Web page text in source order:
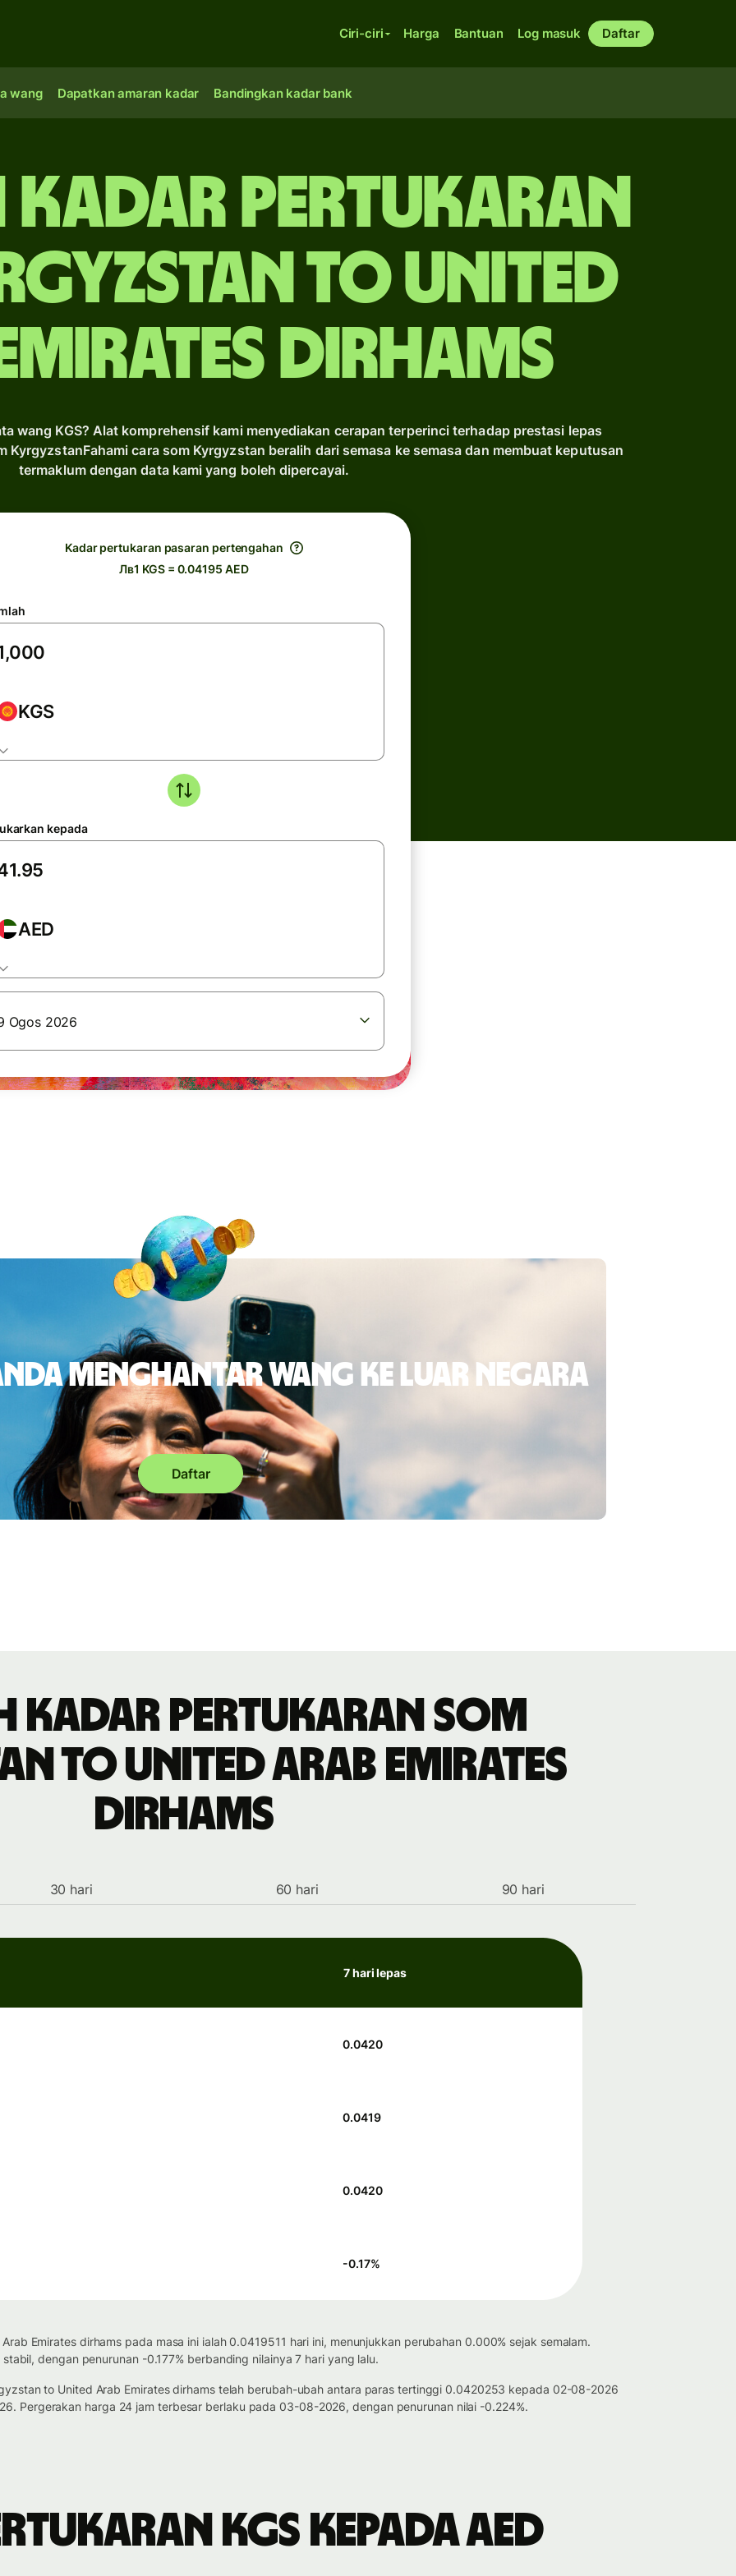
Ciri-ciri Harga Bantuan Log masuk Daftar
wang Dapatkan amaran kadar Bandingkan kadar bank
Pertukaran
to United
dirhams
wang KGS? Alat komprehensif kami menyediakan cerapan terperinci terhadap prestasi lepas
cara som Kyrgyzstan beralih dari semasa ke semasa dan membuat keputusan
termaklum dengan data kami yang boleh dipercayai.
Kadar pertukaran pasaran pertengahan
Лв1 KGS = 0.04195 AED
KGS
kepada
AED
Ogos 2026
menghantar wang ke luar negara
Daftar
kadar pertukaran som
to United Arab Emirates
dirhams
30 hari 60 hari 90 hari
7 hari lepas
0.0420
0.0419
0.0420
-0.17%
Emirates dirhams pada masa ini ialah 0.0419511 hari ini, menunjukkan perubahan 0.000% sejak semalam.
dengan penurunan -0.177% berbanding nilainya 7 hari yang lalu.
to United Arab Emirates dirhams telah berubah-ubah antara paras tertinggi 0.0420253 kepada 02-08-2026
Pergerakan harga 24 jam terbesar berlaku pada 03-08-2026, dengan penurunan nilai -0.224%.
KGS kepada AED